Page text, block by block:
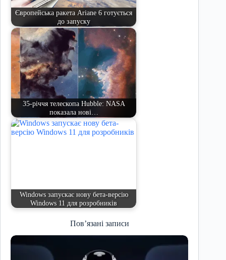
Європейська ракета Ariane 6 готується
до запуску
35-річчя телескопа Hubble: NASA
показала нові…
Windows запускає нову бета-версію
Windows 11 для розробників
Пов’язані записи